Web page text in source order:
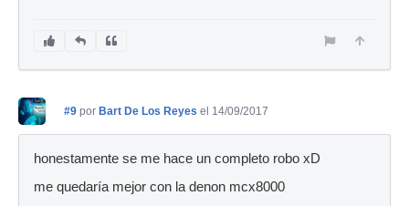
#9 por Bart De Los Reyes el 14/09/2017
honestamente se me hace un completo robo xD
me quedaría mejor con la denon mcx8000